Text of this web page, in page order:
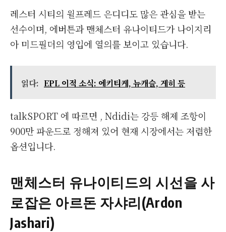
레스터 시티의 윌프레드 은디디도 많은 관심을 받는
선수이며, 에버튼과 맨체스터 유나이티드가 나이지리
아 미드필더의 영입에 열의를 보이고 있습니다.
읽다: EPL 이적 소식: 에키티케, 뉴캐슬, 게히 등
talkSPORT 에 따르면 , Ndidi는 강등 해제 조항이
900만 파운드로 정해져 있어 현재 시장에서는 저렴한
옵션입니다.
맨체스터 유나이티드의 시선을 사
로잡은 아르돈 자샤리(Ardon
Jashari)